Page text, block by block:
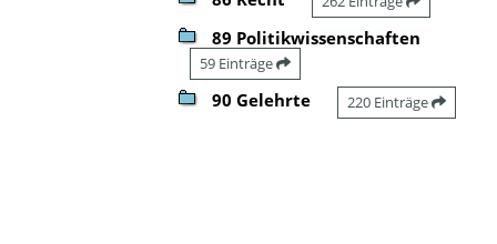
89 Politikwissenschaften
59 Einträge
90 Gelehrte 220 Einträge